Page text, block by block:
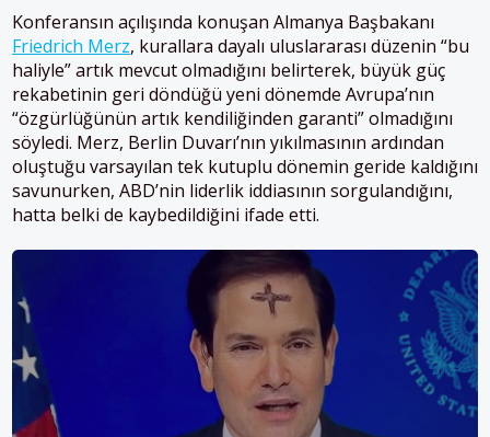
Konferansın açılışında konuşan Almanya Başbakanı
Friedrich Merz, kurallara dayalı uluslararası düzenin “bu
haliyle” artık mevcut olmadığını belirterek, büyük güç
rekabetinin geri döndüğü yeni dönemde Avrupa’nın
“özgürlüğünün artık kendiliğinden garanti” olmadığını
söyledi. Merz, Berlin Duvarı’nın yıkılmasının ardından
oluştuğu varsayılan tek kutuplu dönemin geride kaldığını
savunurken, ABD’nin liderlik iddiasının sorgulandığını,
hatta belki de kaybedildiğini ifade etti.